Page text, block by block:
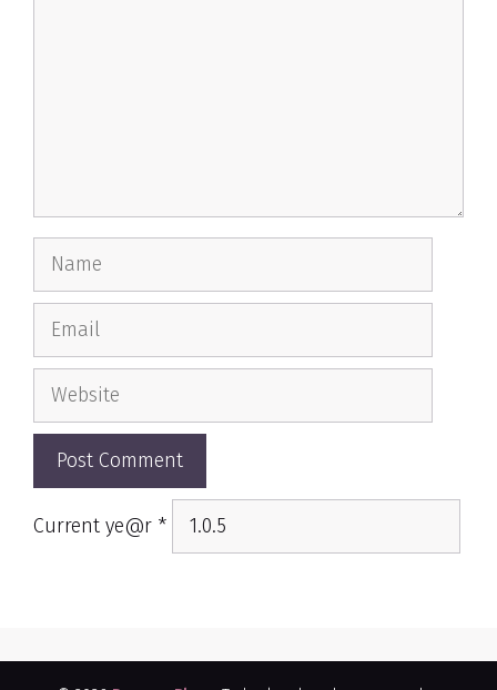
Name
Email
Website
Current ye@r *